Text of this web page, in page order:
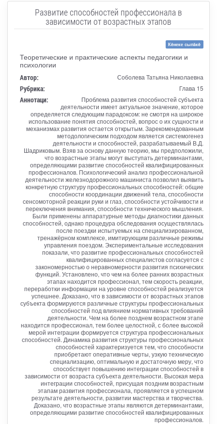
Развитие способностей профессионала в
зависимости от возрастных этапов
Кĕнеке сыпăкĕ
Теоретические и практические аспекты педагогики и
психологии
Автор: Соболева Татьяна Николаевна
Рубрика: Глава 15
Аннотаци:
Проблема развития способностей субъекта
деятельности имеет актуальное значение, которое
определяется следующим парадоксом: не смотря на широкое
использование понятия способностей, вопрос о их сущности и
механизмах развития остается открытым. Зарекомендованным
методологическим подходом является системогенез
деятельности и способностей, разрабатываемый В.Д.
Шадриковым. Взяв за основу данную теорию, мы предположили,
что возрастные этапы могут выступать детерминантами,
определяющими развитие способностей квалифицированных
профессионалов. Психологический анализ профессиональной
деятельности железнодорожного машиниста позволил выявить
конкретную структуру профессиональных способностей: общие
способности координации движений тела, способности
сенсомоторной реакции руки и глаз, способности устойчивости и
переключения внимания, способности технического мышления.
Были применены аппаратурные методы диагностики данных
способностей, однако процедура обследования осуществлялась
после поездки испытуемых на специализированном,
тренажёрном комплексе, имитирующим различные режимы
управления поездом. Экспериментальные исследования
показали, что развитие профессиональных способностей
квалифицированных специалистов согласуется с
закономерностью о неравномерности развития психических
функций. Установлено, что чем на более ранних возрастных
этапах находится профессионал, тем скорость реакции,
переработки информации на уровне способностей реализуется
успешнее. Доказано, что в зависимости от возрастных этапов
субъекта формируются различные структуры профессиональных
способностей под влиянием нормативных требований
деятельности. Чем на более позднем возрастном этапе
находится профессионал, тем более целостной, с более высокой
мерой интеграции формируется структура профессиональных
способностей. Динамика развития структуры профессиональных
способностей характеризуется тем, что способности
приобретают оперативные черты, узкую техническую
специализацию, оптимальную и достаточную меру, что
способствует повышению интеграции способностей в
зависимости от возраста субъекта деятельности. Высокая мера
интеграции способностей, присущая поздним возрастным
этапам развития профессионала, проявляется в успешном
результате деятельности, развитии мастерства и творчества.
Доказано, что возрастные этапы являются детерминантами,
определяющими развитие способностей квалифицированных
профессионалов.